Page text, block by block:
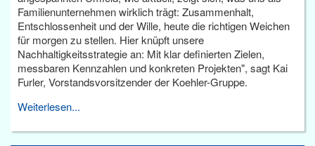
Familienunternehmen wirklich trägt: Zusammenhalt,
Entschlossenheit und der Wille, heute die richtigen Weichen
für morgen zu stellen. Hier knüpft unsere
Nachhaltigkeitsstrategie an: Mit klar definierten Zielen,
messbaren Kennzahlen und konkreten Projekten", sagt Kai
Furler, Vorstandsvorsitzender der Koehler-Gruppe.
Weiterlesen...